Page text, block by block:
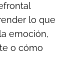
lo que
emoción,
o cómo